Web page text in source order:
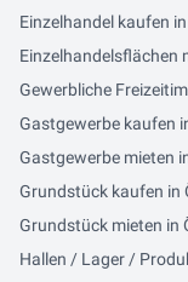
Einzelhandel kaufen
Einzelhandelsflächen
Gewerbliche
Gastgewerbe kaufen
Gastgewerbe mieten
Grundstück kaufen in
Grundstück mieten in
Hallen / Lager /